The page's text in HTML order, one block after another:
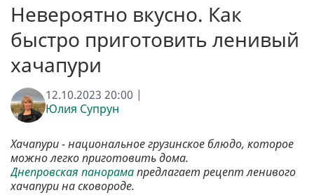
Невероятно вкусно. Как
быстро приготовить ленивый
хачапури
12.10.2023 20:00 |
Юлия Супрун
Хачапури - национальное грузинское блюдо, которое
можно легко приготовить дома.
Днепровская панорамапредлагает рецепт ленивого
хачапури на сковороде.